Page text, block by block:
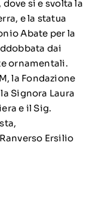
si e svolta la
e la statua
Abate per la
dai
ornamentali.
la Fondazione
Signora Laura
e il Sig.
Ersilio